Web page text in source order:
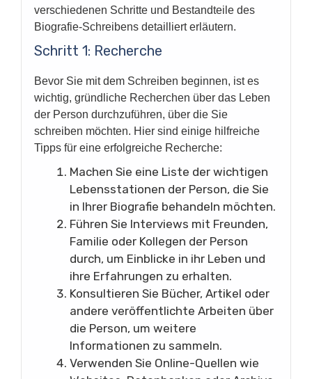
verschiedenen Schritte und Bestandteile des
Biografie-Schreibens detailliert erläutern.
Schritt 1: Recherche
Bevor Sie mit dem Schreiben beginnen, ist es
wichtig, gründliche Recherchen über das Leben
der Person durchzuführen, über die Sie
schreiben möchten. Hier sind einige hilfreiche
Tipps für eine erfolgreiche Recherche:
Machen Sie eine Liste der wichtigen
Lebensstationen der Person, die Sie
in Ihrer Biografie behandeln möchten.
Führen Sie Interviews mit Freunden,
Familie oder Kollegen der Person
durch, um Einblicke in ihr Leben und
ihre Erfahrungen zu erhalten.
Konsultieren Sie Bücher, Artikel oder
andere veröffentlichte Arbeiten über
die Person, um weitere
Informationen zu sammeln.
Verwenden Sie Online-Quellen wie